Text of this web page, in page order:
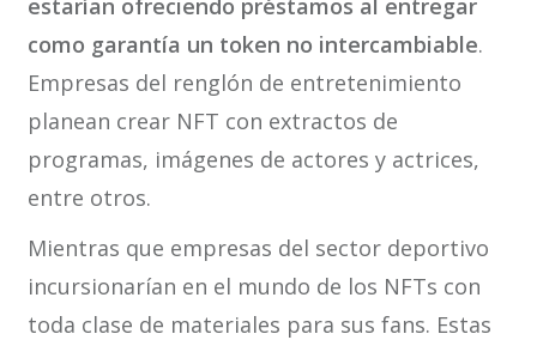
como garantía un token no intercambiable.
Empresas del renglón de entretenimiento
planean crear NFT con extractos de
programas, imágenes de actores y actrices,
entre otros.
Mientras que empresas del sector deportivo
incursionarían en el mundo de los NFTs con
toda clase de materiales para sus fans. Estas